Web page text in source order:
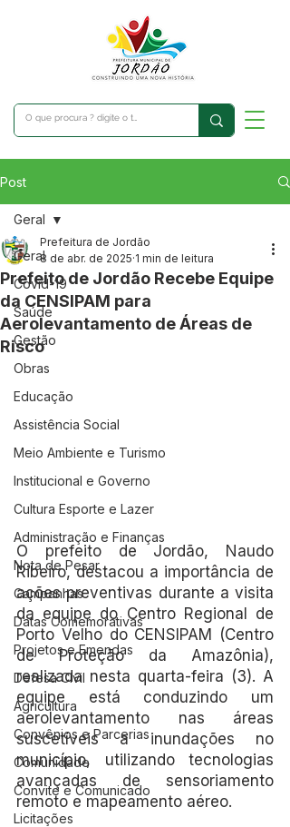
Post
Geral
Covid-19
Saúde
Gestão
Obras
Educação
Assistência Social
Meio Ambiente e Turismo
Institucional e Governo
Cultura Esporte e Lazer
Administração e Finanças
Nota de Pesar
Campanhas
Datas Comemorativas
Projetos e Emendas
Defesa Civil
Agricultura
Convênios e Parcerias
Comunidade
Convite e Comunicado
Licitações
Geral
Prefeito de Jordão Recebe Equipe
da CENSIPAM para
Aerolevantamento de Áreas de
Risco
Prefeitura de Jordão
8 de abr. de 2025 1 min de leitura
O prefeito de Jordão, Naudo
Ribeiro, destacou a importância de
ações preventivas durante a visita
da equipe do Centro Regional de
Porto Velho do CENSIPAM (Centro
de Proteção da Amazônia),
realizada nesta quarta-feira (3). A
equipe está conduzindo um
aerolevantamento nas áreas
suscetíveis a inundações no
município, utilizando tecnologias
avançadas de sensoriamento
remoto e mapeamento aéreo.